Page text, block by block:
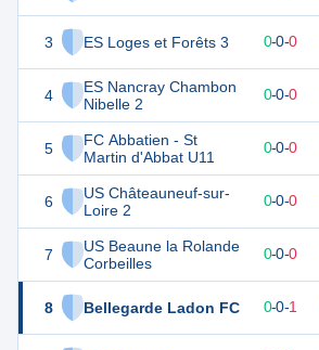
3 ES Loges et Forêts 3
4
ES Nancray Chambon
Nibelle 2
5
FC Abbatien - St
Martin d'Abbat U11
6
US Châteauneuf-sur-
Loire 2
7
US Beaune la Rolande
Corbeilles
8 Bellegarde Ladon FC
0 0-0-0
0 0 0-0-0
0 0-0-0
0 0-0-0
0 0 0-0-0
0 1 0-0-1